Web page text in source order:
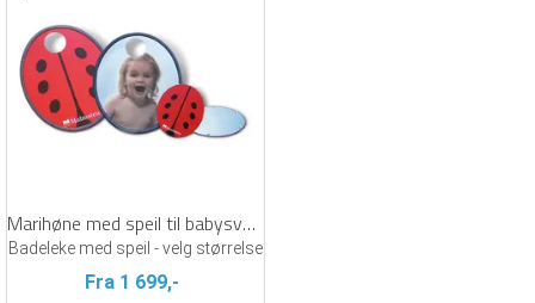
Marihøne med speil til babysvømming
Badeleke med speil - velg størrelse
Fra 1 699,-